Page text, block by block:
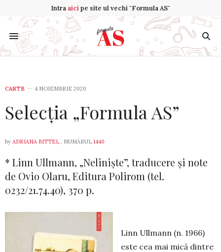
Intra aicipe site ul vechi "Formula AS"
CARTE 4 NOIEMBRIE 2020
Selecția „Formula AS”
by ADRIANA BITTEL , NUMĂRUL 1440
* Linn Ullmann, „Ne­li­niște”, traducere și note
de Ovio Olaru, Editura Polirom (tel.
0232/21.74.40), 370 p.
Linn Ullmann (n. 1966)
este cea mai mică dintre